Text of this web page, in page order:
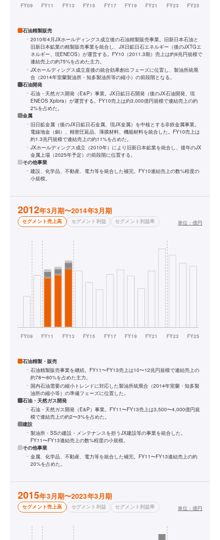
石油精製販売
2010年4月JXホールディングス成立後の石油精製販売事業。旧新日本石油と
旧新日本鉱業の精製販売事業を統合し、JX日鉱日石エネルギー（後のJXTGエ
ネルギー、現ENEOS）が運営する。FY10（2011.3期）売上は約9兆円規模で
連結売上の約75%を占めた主力。
JXホールディングス成立直後の統合効果創出フェーズに位置し、製油所統廃
合（2014年室蘭製油所・知多製油所等の縮小）の前段階となる。
石油開発
石油・天然ガス開発（E&P）事業。JX日鉱日石開発（後のJX石油開発、現
ENEOS Xplora）が運営する。FY10売上は約3,000億円規模で連結売上の約
2%を占めた。
金属
旧日鉱金属（後のJX日鉱日石金属、現JX金属）を中核とする非鉄金属事業。
電線地金（銅）、精密圧延品、薄膜材料、機能材料を統合した。FY10売上は
約1.3兆円規模で連結売上の約11%を占めた。
JXホールディングス成立（2010年）により旧新日本鉱業を統合し、後年のJX
金属上場（2025年予定）の前段階に位置する。
その他事業
建設、化学品、不動産、電力等を統合した補完。FY10連結売上の数%程度の
小規模。
2012年3月期〜2014年3月期
セグメント売上高 セグメント利益 セグメント利益率 単位： 億円
石油精製・販売
石油精製販売事業を継続。FY11〜FY13売上は10〜12兆円規模で連結売上の
約78〜80%を占めた主力。
国内石油需要の縮小トレンドに対応した製油所統廃合（2014年室蘭・知多製
油所の縮小等）の準備フェーズに位置した。
石油・天然ガス開発
石油・天然ガス開発（E&P）事業。FY11〜FY13売上は3,500〜4,000億円規
模で連結売上の約2〜3%を占めた。
建設
製油所・SSの建設・メンテナンスを担うJX建設等の事業を統合した。
FY11〜FY13連結売上の数%程度の小規模。
その他事業
金属、化学品、不動産、電力等を統合した補完。FY11〜FY13連結売上の約
20%を占めた。
2015年3月期〜2023年3月期
セグメント売上高 セグメント利益 セグメント利益率 単位： 億円